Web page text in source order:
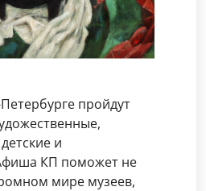
пройдут
и
КП поможет не
мире музеев,